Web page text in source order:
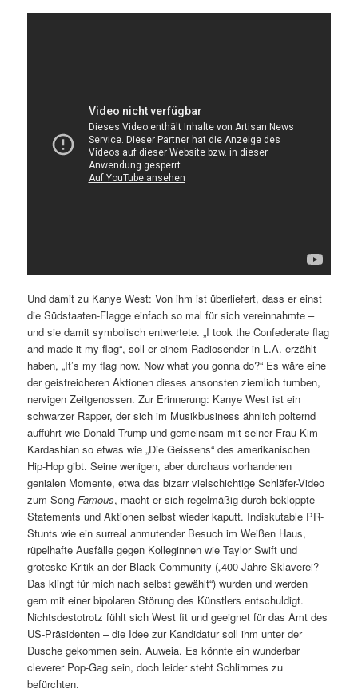
Und damit zu Kanye West: Von ihm ist überliefert, dass er einst
die Südstaaten-Flagge einfach so mal für sich vereinnahmte –
und sie damit symbolisch entwertete. „I took the Confederate flag
and made it my flag“, soll er einem Radiosender in L.A. erzählt
haben, „It’s my flag now. Now what you gonna do?“ Es wäre eine
der geistreicheren Aktionen dieses ansonsten ziemlich tumben,
nervigen Zeitgenossen. Zur Erinnerung: Kanye West ist ein
schwarzer Rapper, der sich im Musikbusiness ähnlich polternd
aufführt wie Donald Trump und gemeinsam mit seiner Frau Kim
Kardashian so etwas wie „Die Geissens“ des amerikanischen
Hip-Hop gibt. Seine wenigen, aber durchaus vorhandenen
genialen Momente, etwa das bizarr vielschichtige Schläfer-Video
zum SongFamous, macht er sich regelmäßig durch bekloppte
Statements und Aktionen selbst wieder kaputt. Indiskutable PR-
Stunts wie ein surreal anmutender Besuch im Weißen Haus,
rüpelhafte Ausfälle gegen Kolleginnen wie Taylor Swift und
groteske Kritik an der Black Community („400 Jahre Sklaverei?
Das klingt für mich nach selbst gewählt“) wurden und werden
gern mit einer bipolaren Störung des Künstlers entschuldigt.
Nichtsdestotrotz fühlt sich West fit und geeignet für das Amt des
US-Präsidenten – die Idee zur Kandidatur soll ihm unter der
Dusche gekommen sein. Auweia. Es könnte ein wunderbar
cleverer Pop-Gag sein, doch leider steht Schlimmes zu
befürchten.